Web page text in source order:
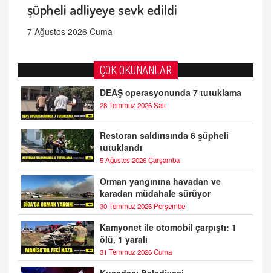
şüpheli adliyeye sevk edildi
7 Ağustos 2026 Cuma
ÇOK OKUNANLAR
DEAŞ operasyonunda 7 tutuklama
28 Temmuz 2026 Salı
Restoran saldırısında 6 şüpheli
tutuklandı
5 Ağustos 2026 Çarşamba
Orman yangınına havadan ve
karadan müdahale sürüyor
30 Temmuz 2026 Perşembe
Kamyonet ile otomobil çarpıştı: 1
ölü, 1 yaralı
31 Temmuz 2026 Cuma